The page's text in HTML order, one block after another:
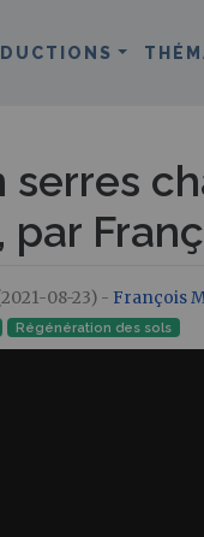
serres
08-23) - François
Régénération des sols